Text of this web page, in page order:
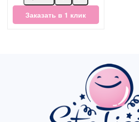
Заказать в 1 клик